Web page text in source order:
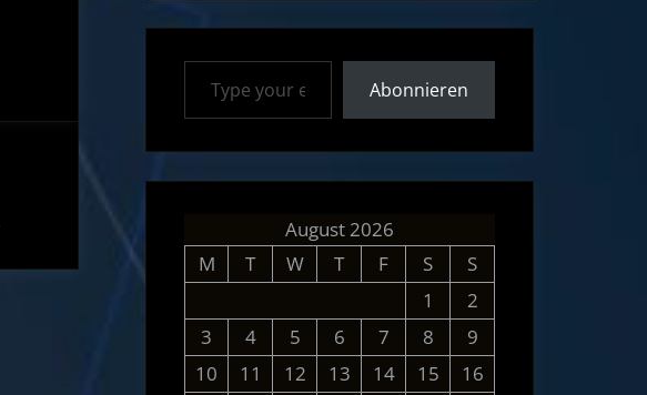
Type your email…
Abonnieren
August 2026
M
T W T F S
S
1
2
3
4 5 6 7 8
9
10
11 12 13 14 15
16